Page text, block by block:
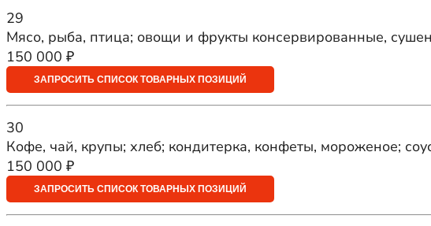
29
Мясо, рыба, птица; овощи и фрукты консервированные,
150 000 ₽
ЗАПРОСИТЬ СПИСОК ТОВАРНЫХ ПОЗИЦИЙ
30
Кофе, чай, крупы; хлеб; кондитерка, конфеты, мороженое;
150 000 ₽
ЗАПРОСИТЬ СПИСОК ТОВАРНЫХ ПОЗИЦИЙ